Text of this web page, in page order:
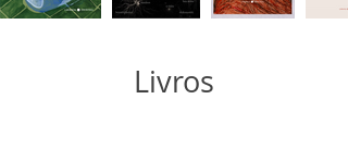
Livros